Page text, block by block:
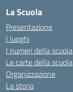
La Scuola
Presentazione
I luoghi
I numeri della scuola
Le carte della scuola
Organizzazione
La storia